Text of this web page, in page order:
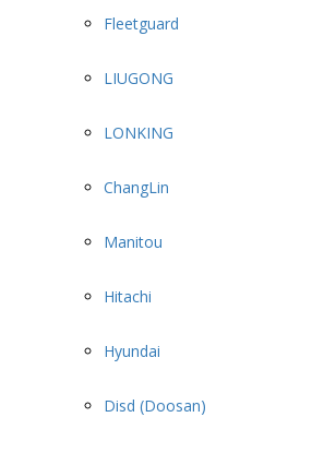
Fleetguard
LIUGONG
LONKING
ChangLin
Manitou
Hitachi
Hyundai
Disd (Doosan)